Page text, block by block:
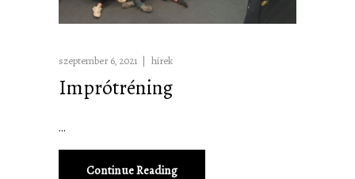
szeptember 6, 2021 hírek
Imprótréning
Continue Reading